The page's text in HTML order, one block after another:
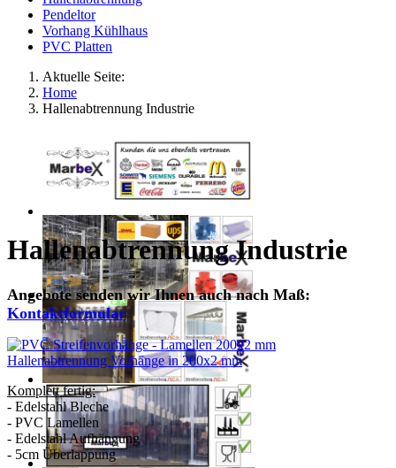
Pendeltor
Vorhang Kühlhaus
PVC Platten
Aktuelle Seite:
Home
Hallenabtrennung Industrie
Hallenabtrennung Industrie
Angebote senden wir Ihnen auch nach Maß:
Kontaktformular
Hallenabtrennung Vorhänge in 200x2 mm
Komplett fertig:
- Edelstahl Bleche
- PVC Lamellen
- Edelstahl Aufhängung
- 5cm Überlappung